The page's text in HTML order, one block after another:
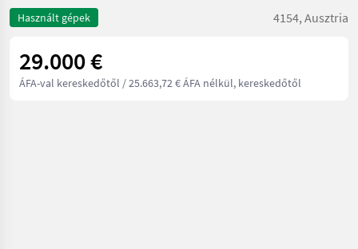
Használt gépek 4154, Ausztria
29.000 €
ÁFA-val kereskedőtől / 25.663,72 € ÁFA nélkül, kereskedőtől